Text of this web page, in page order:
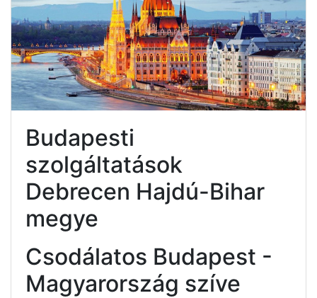
Budapesti
szolgáltatások
Debrecen Hajdú-Bihar
megye
Csodálatos Budapest -
Magyarország szíve